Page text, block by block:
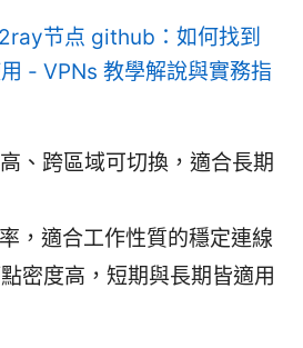
节点 github：如何找到
- VPNs 教學解說與實務指
、跨區域可切換，適合長期
，適合工作性質的穩定連線
密度高，短期與長期皆適用